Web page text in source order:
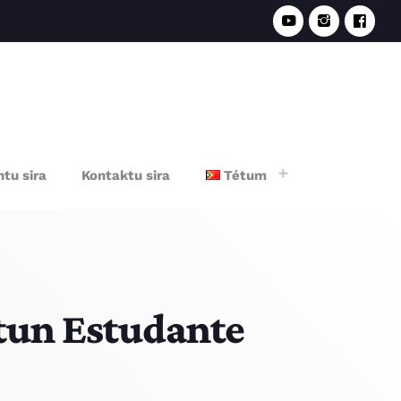
sira Kontaktu sira Tétum
Estudante